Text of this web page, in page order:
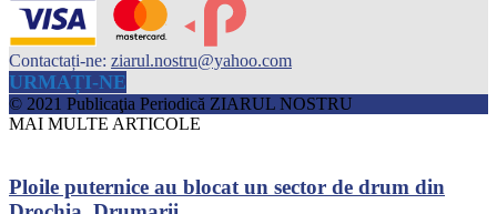
Contactați-ne: ziarul.nostru@yahoo.com
URMAȚI-NE
© 2021 Publicaţia Periodică ZIARUL NOSTRU
MAI MULTE ARTICOLE
Ploile puternice au blocat un sector de drum din